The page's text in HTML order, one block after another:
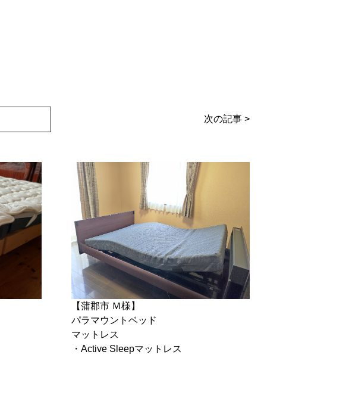
次の記事 >
【蒲郡市 Ｍ様】
パラマウントベッド
マットレス
・Active Sleepマットレス